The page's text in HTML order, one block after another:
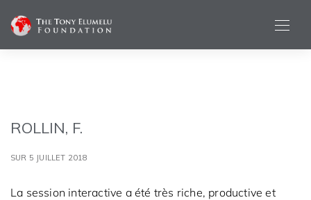
ROLLIN, F.
SUR 5 JUILLET 2018
La session interactive a été très riche, productive et